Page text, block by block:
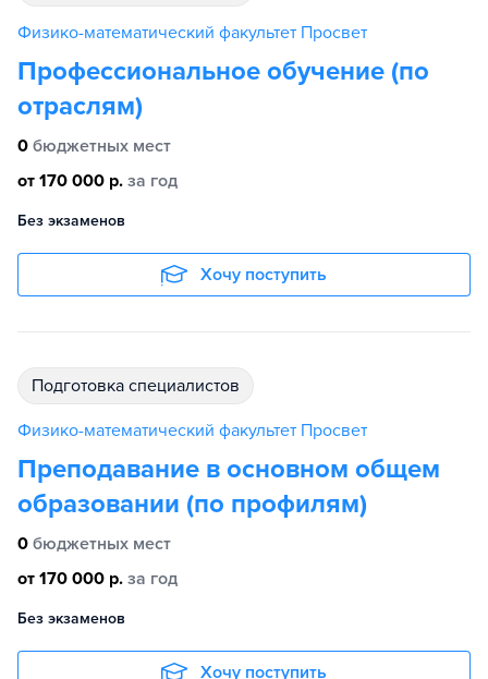
Физико-математический факультет Просвет
Профессиональное обучение (по
отраслям)
0 бюджетных мест
от 170 000 р. за год
Без экзаменов
Хочу поступить
подготовка специалистов
Физико-математический факультет Просвет
Преподавание в основном общем
образовании (по профилям)
0 бюджетных мест
от 170 000 р. за год
Без экзаменов
Хочу поступить